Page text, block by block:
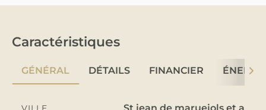
Caractéristiques
GÉNÉRAL DÉTAILS FINANCIER